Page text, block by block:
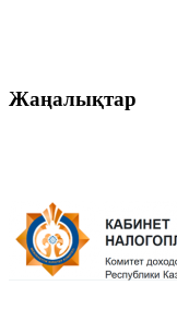
Жаңалықтар